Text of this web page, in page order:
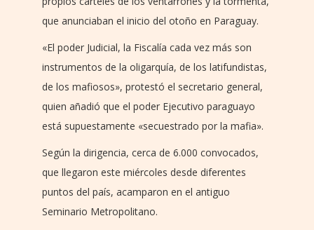
que anunciaban el inicio del otoño en Paraguay.
«El poder Judicial, la Fiscalía cada vez más son
instrumentos de la oligarquía, de los latifundistas,
de los mafiosos», protestó el secretario general,
quien añadió que el poder Ejecutivo paraguayo
está supuestamente «secuestrado por la mafia».
Según la dirigencia, cerca de 6.000 convocados,
que llegaron este miércoles desde diferentes
puntos del país, acamparon en el antiguo
Seminario Metropolitano.